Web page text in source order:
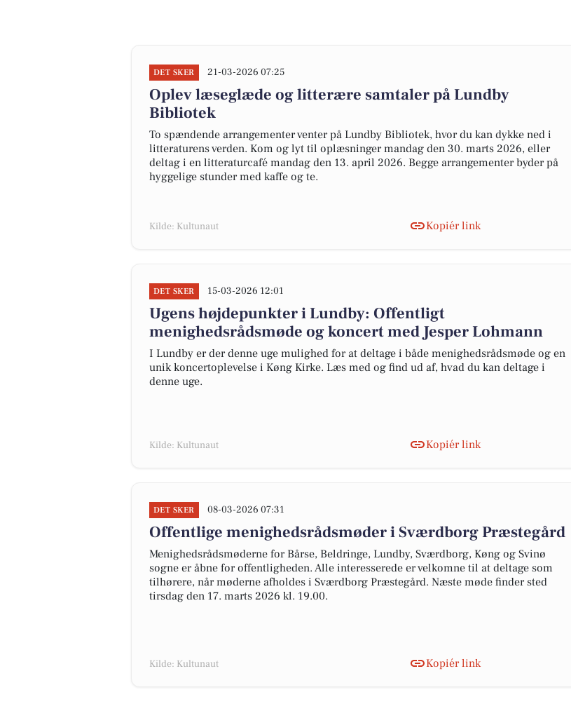
DET SKER 21-03-2026 07:25
Oplev læseglæde og litterære samtaler på Lundby
Bibliotek
To spændende arrangementer venter på Lundby Bibliotek, hvor du kan dykke ned i
litteraturens verden. Kom og lyt til oplæsninger mandag den 30. marts 2026, eller
deltag i en litteraturcafé mandag den 13. april 2026. Begge arrangementer byder på
hyggelige stunder med kaffe og te.
Kilde: Kultunaut Kopiér link
DET SKER 15-03-2026 12:01
Ugens højdepunkter i Lundby: Offentligt
menighedsrådsmøde og koncert med Jesper Lohmann
I Lundby er der denne uge mulighed for at deltage i både menighedsrådsmøde og en
unik koncertoplevelse i Køng Kirke. Læs med og find ud af, hvad du kan deltage i
denne uge.
Kilde: Kultunaut Kopiér link
DET SKER 08-03-2026 07:31
Offentlige menighedsrådsmøder i Sværdborg Præstegård
Menighedsrådsmøderne for Bårse, Beldringe, Lundby, Sværdborg, Køng og Svinø
sogne er åbne for offentligheden. Alle interesserede er velkomne til at deltage som
tilhørere, når møderne afholdes i Sværdborg Præstegård. Næste møde finder sted
tirsdag den 17. marts 2026 kl. 19.00.
Kilde: Kultunaut Kopiér link